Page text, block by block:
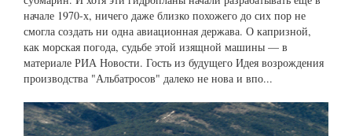
начале 1970-х, ничего даже близко похожего до сих пор не
смогла создать ни одна авиационная держава. О капризной,
как морская погода, судьбе этой изящной машины — в
материале РИА Новости. Гость из будущего Идея возрождения
производства "Альбатросов" далеко не нова и впо...